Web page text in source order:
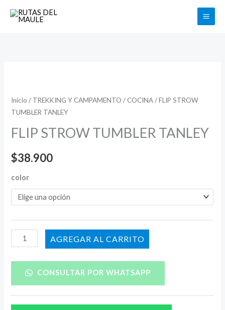
Buscar
Inicio / TREKKING Y CAMPAMENTO / COCINA/ FLIP STROW
TUMBLER TANLEY
FLIP STROW TUMBLER TANLEY
$38.900
color
TUMBLER
TANLEY
cantidad
AÑADIR AL CARRITO
CONSULTAR POR WHATSAPP